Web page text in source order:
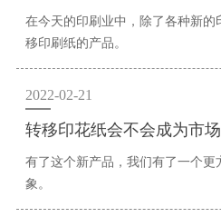
在今天的印刷业中，除了各种新
移印刷纸的产品。
2022-02-21
转移印花纸会不会成为市
有了这个新产品，我们有了一个更
象。